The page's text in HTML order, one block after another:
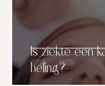
Is ziekte een
heling?